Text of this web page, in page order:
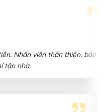
tiền. Nhân viên thân thiện,
tận nhà.